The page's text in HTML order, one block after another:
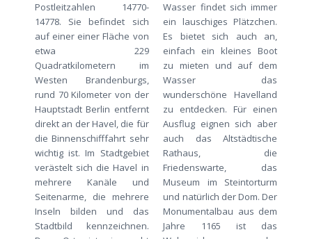
Postleitzahlen 14770-
14778. Sie befindet sich
auf einer einer Fläche von
etwa 229
Quadratkilometern im
Westen Brandenburgs,
rund 70 Kilometer von der
Hauptstadt Berlin entfernt
direkt an der Havel, die für
die Binnenschifffahrt sehr
wichtig ist. Im Stadtgebiet
verästelt sich die Havel in
mehrere Kanäle und
Seitenarme, die mehrere
Inseln bilden und das
Stadtbild kennzeichnen.
Wasser findet sich immer
ein lauschiges Plätzchen.
Es bietet sich auch an,
einfach ein kleines Boot
zu mieten und auf dem
Wasser das
wunderschöne Havelland
zu entdecken. Für einen
Ausflug eignen sich aber
auch das Altstädtische
Rathaus, die
Friedenswarte, das
Museum im Steintorturm
und natürlich der Dom. Der
Monumentalbau aus dem
Jahre 1165 ist das